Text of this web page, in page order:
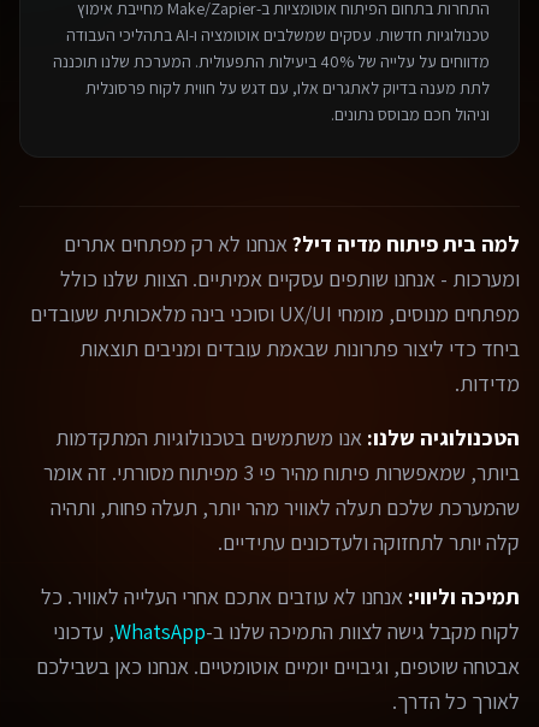
התחרות בתחום הפיתוח אוטומציות ב-Make/Zapier
מחייבת אימוץ
טכנולוגיות חדשות. עסקים שמשלבים אוטומציה ו-AI בתהליכי העבודה
מדווחים על עלייה של 40% ביעילות התפעולית. המערכת שלנו תוכננה
לתת מענה בדיוק לאתגרים אלו, עם דגש על חווית לקוח פרסונלית
וניהול חכם מבוסס נתונים.
למה בית פיתוח מדיה דיל?אנחנו לא רק מפתחים אתרים
ומערכות - אנחנו שותפים עסקיים אמיתיים. הצוות שלנו כולל
מפתחים מנוסים, מומחי UX/UI וסוכני בינה מלאכותית שעובדים
ביחד כדי ליצור פתרונות שבאמת עובדים ומניבים תוצאות
מדידות.
הטכנולוגיה שלנו: אנו משתמשים בטכנולוגיות המתקדמות
ביותר, שמאפשרות פיתוח מהיר פי 3 מפיתוח מסורתי. זה אומר
שהמערכת שלכם תעלה לאוויר מהר יותר, תעלה פחות, ותהיה
קלה יותר לתחזוקה ולעדכונים עתידיים.
תמיכה וליווי: אנחנו לא עוזבים אתכם אחרי העלייה לאוויר. כל
לקוח מקבל גישה לצוות התמיכה שלנו ב-WhatsApp, עדכוני
אבטחה שוטפים, וגיבויים יומיים אוטומטיים. אנחנו כאן בשבילכם
לאורך כל הדרך.